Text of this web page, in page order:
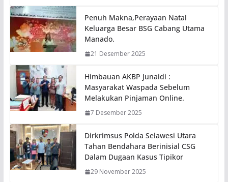
Penuh Makna,Perayaan Natal
Keluarga Besar BSG Cabang Utama
Manado.
21 Desember 2025
Himbauan AKBP Junaidi :
Masyarakat Waspada Sebelum
Melakukan Pinjaman Online.
7 Desember 2025
Dirkrimsus Polda Selawesi Utara
Tahan Bendahara Berinisial CSG
Dalam Dugaan Kasus Tipikor
29 November 2025